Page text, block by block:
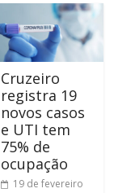
Cruzeiro
registra 19
novos casos
e UTI tem
75% de
ocupação
19 de fevereiro